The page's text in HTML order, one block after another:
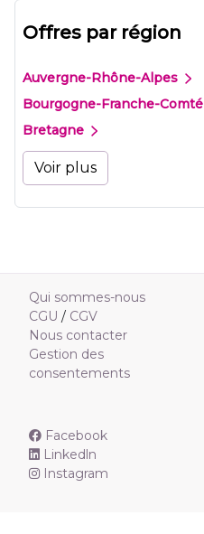
Offres par région
Auvergne-Rhône-Alpes
Bourgogne-Franche-Comté
Bretagne
Voir plus
Qui sommes-nous
CGU / CGV
Nous contacter
Gestion des
consentements
Facebook
Linkedln
Instagram